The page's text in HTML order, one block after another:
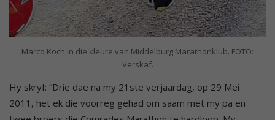
Marco Koch in die kleure van Middelburg Marathonklub. FOTO:
Verskaf.
Hy skryf: “Drie dae na my 21ste verjaardag, op 29 Mei
2011, het ek die voorreg gehad om saam met my pa en